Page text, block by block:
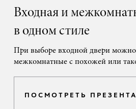
Входная и
в одном стиле
При выборе входной двери можно
межкомнатные с похожей или
ПОСМОТРЕТЬ